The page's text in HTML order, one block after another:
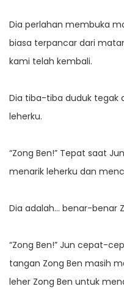
Dia perlahan membuka
biasa terpancar dari
kami telah kembali.
Dia tiba-tiba duduk tegak
leherku.
“Zong Ben!” Tepat saat
menarik leherku dan
Dia adalah… benar-benar
“Zong Ben!” Jun cepat-
tangan Zong Ben masih
leher Zong Ben untuk